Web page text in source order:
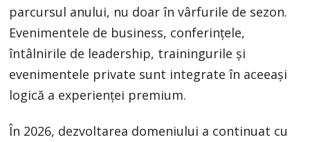
parcursul anului, nu doar în vârfurile de sezon.
Evenimentele de business, conferințele,
întâlnirile de leadership, trainingurile și
evenimentele private sunt integrate în aceeași
logică a experienței premium.
În 2026, dezvoltarea domeniului a continuat cu